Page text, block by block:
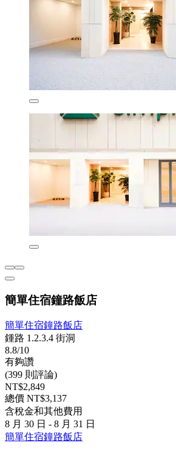
簡單住宿鐘路飯店
簡單住宿鐘路飯店
鍾路 1.2.3.4 街洞
8.8/10
有夠讚
(399 則評論)
NT$2,849
總價 NT$3,137
含稅金和其他費用
8 月 30 日 - 8 月 31 日
簡單住宿鐘路飯店